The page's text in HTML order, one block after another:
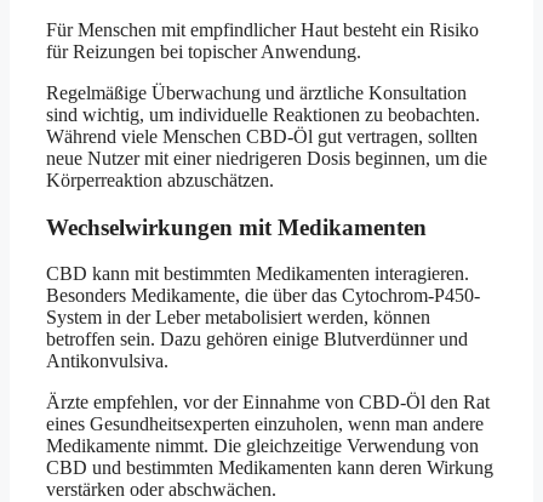
Für Menschen mit empfindlicher Haut besteht ein Risiko
für Reizungen bei topischer Anwendung.
Regelmäßige Überwachung und ärztliche Konsultation
sind wichtig, um individuelle Reaktionen zu beobachten.
Während viele Menschen CBD-Öl gut vertragen, sollten
neue Nutzer mit einer niedrigeren Dosis beginnen, um die
Körperreaktion abzuschätzen.
Wechselwirkungen mit Medikamenten
CBD kann mit bestimmten Medikamenten interagieren.
Besonders Medikamente, die über das Cytochrom-P450-
System in der Leber metabolisiert werden, können
betroffen sein. Dazu gehören einige Blutverdünner und
Antikonvulsiva.
Ärzte empfehlen, vor der Einnahme von CBD-Öl den Rat
eines Gesundheitsexperten einzuholen, wenn man andere
Medikamente nimmt. Die gleichzeitige Verwendung von
CBD und bestimmten Medikamenten kann deren Wirkung
verstärken oder abschwächen.